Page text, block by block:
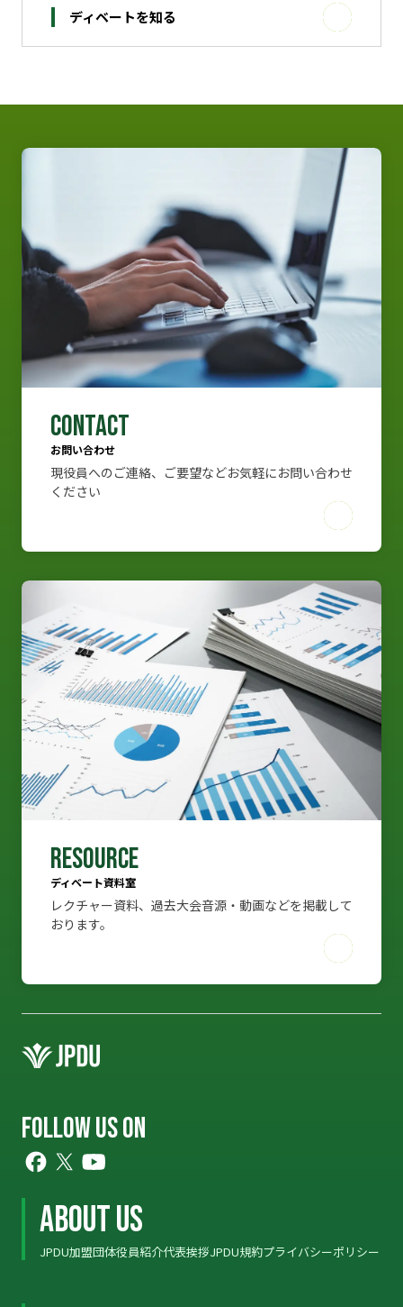
CONTACT
お問い合わせ
現役員へのご連絡、ご要望などお気軽にお問い合わせ
ください
RESOURCE
ディベート資料室
レクチャー資料、過去大会音源・動画などを掲載して
おります。
ディベートを知る
CONTACT
お問い合わせ
現役員へのご連絡、ご要望などお気軽にお問い合わせ
ください
RESOURCE
ディベート資料室
レクチャー資料、過去大会音源・動画などを掲載して
おります。
FOLLOW US ON
ABOUT US
ABOUT US
JPDU加盟団体役員紹介代表挨拶JPDU規約プライバシーポリシー